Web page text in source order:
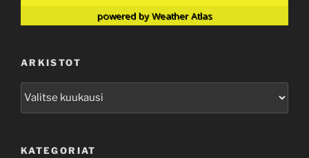
powered byWeather Atlas
ARKISTOT
KATEGORIAT